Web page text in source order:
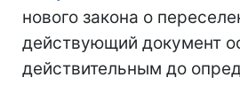
нового закона о
действующий документ
действительным до